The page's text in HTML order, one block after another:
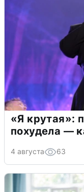
«Я крутая»:
похудела —
4 августа 63